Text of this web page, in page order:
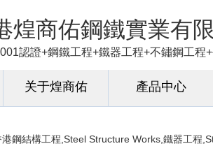
煌商佑鋼鐵實業有
認證+鋼鐵工程+鐵器工程+不鏽鋼工程
关于煌商佑 產品中心
港鋼結構工程,Steel Structure Works,鐵器工程